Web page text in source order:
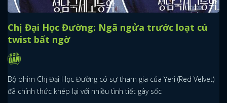
Chị Đại Học Đường: Ngã ngửa trước loạt cú
twist bất ngờ
Bộ phim Chị Đại Học Đường có sự tham gia của Yeri (Red Velvet)
đã chính thức khép lại với nhiều tình tiết gây sốc